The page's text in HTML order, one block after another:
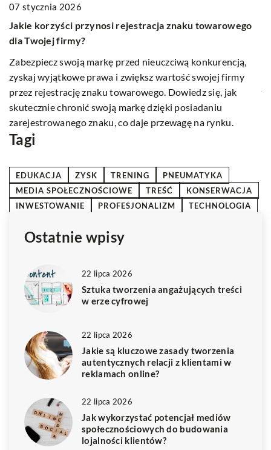
07 stycznia 2026
Jakie korzyści przynosi rejestracja znaku towarowego
dla Twojej firmy?
Zabezpiecz swoją markę przed nieuczciwą konkurencją,
zyskaj wyjątkowe prawa i zwiększ wartość swojej firmy
przez rejestrację znaku towarowego. Dowiedz się, jak
skutecznie chronić swoją markę dzięki posiadaniu
zarejestrowanego znaku, co daje przewagę na rynku.
Tagi
EDUKACJA ZYSK TRENING
PNEUMATYKA
MEDIA SPOŁECZNOŚCIOWE
TREŚĆ
KONSERWACJA
INWESTOWANIE
PROFESJONALIZM TECHNOLOGIA
Ostatnie wpisy
22 lipca 2026
Sztuka tworzenia angażujących treści
w erze cyfrowej
22 lipca 2026
Jakie są kluczowe zasady tworzenia
autentycznych relacji z klientami w
reklamach online?
22 lipca 2026
Jak wykorzystać potencjał mediów
społecznościowych do budowania
lojalności klientów?